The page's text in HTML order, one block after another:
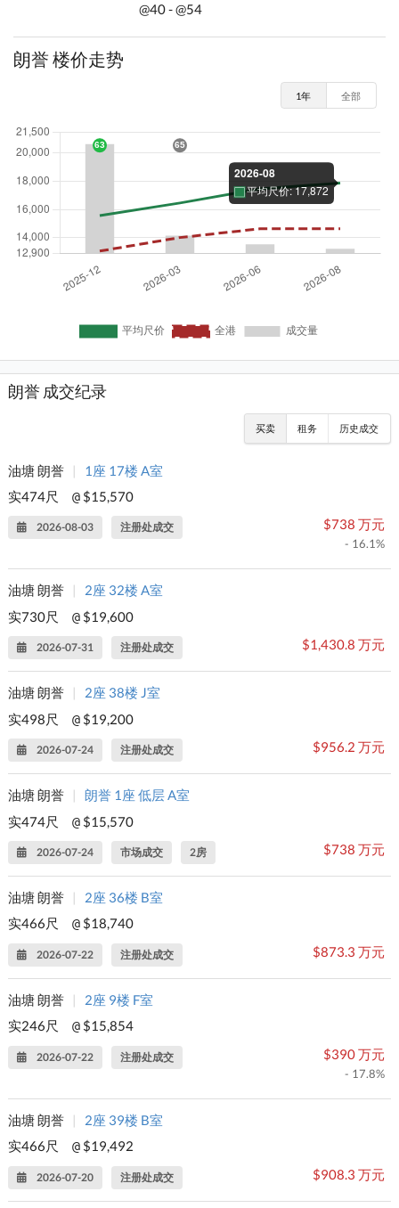
@40 - @54
朗誉 楼价走势
1年 全部
朗誉 成交纪录
买卖 租务 历史成交
油塘 朗誉 |
1座 17楼 A室
实474尺
@ $15,570
2026-08-03 注册处成交 $738 万元
- 16.1%
油塘 朗誉
2座 32楼 A室
实730尺
@ $19,600
2026-07-31 注册处成交 $1,430.8 万元
油塘 朗誉
2座 38楼 J室
实498尺
@ $19,200
2026-07-24 注册处成交 $956.2 万元
油塘 朗誉
朗誉 1座 低层 A室
实474尺
@ $15,570
2026-07-24 市场成交 2房 $738 万元
油塘 朗誉 |
2座 36楼 B室
实466尺
@ $18,740
2026-07-22 注册处成交 $873.3 万元
油塘 朗誉 |
2座 9楼 F室
实246尺
@ $15,854
2026-07-22 注册处成交 $390 万元
- 17.8%
油塘 朗誉 |
2座 39楼 B室
实466尺
@ $19,492
2026-07-20 注册处成交 $908.3 万元